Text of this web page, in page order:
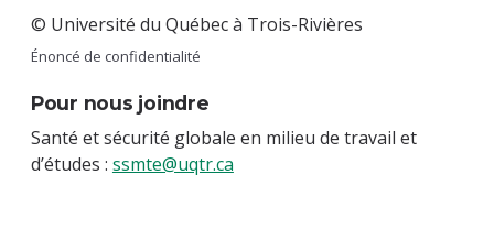
© Université du Québec à Trois-Rivières
Énoncé de confidentialité
Pour nous joindre
Santé et sécurité globale en milieu de travail et
d’études : ssmte@uqtr.ca